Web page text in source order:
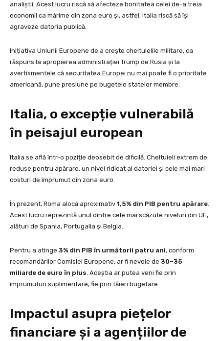
analiștii. Acest lucru riscă să afecteze bonitatea celei de-a treia
economii ca mărime din zona euro și, astfel, Italia riscă să își
agraveze datoria publică.
Inițiativa Uniunii Europene de a crește cheltuielile militare, ca
răspuns la apropierea administrației Trump de Rusia și la
avertismentele că securitatea Europei nu mai poate fi o prioritate
americană, pune presiune pe bugetele statelor membre.
Italia, o excepție vulnerabilă
în peisajul european
Italia se află într-o poziție deosebit de dificilă. Cheltuieli extrem de
reduse pentru apărare, un nivel ridicat al datoriei și cele mai mari
costuri de împrumut din zona euro.
În prezent, Roma alocă aproximativ 1,5% din PIB pentru apărare.
Acest lucru reprezintă unul dintre cele mai scăzute niveluri din UE,
alături de Spania, Portugalia și Belgia.
Pentru a atinge 3% din PIB în următorii patru ani, conform
recomandărilor Comisiei Europene, ar fi nevoie de 30–35
miliarde de euro în plus. Aceștia ar putea veni fie prin
împrumuturi suplimentare, fie prin tăieri bugetare.
Impactul asupra piețelor
financiare și a agențiilor de